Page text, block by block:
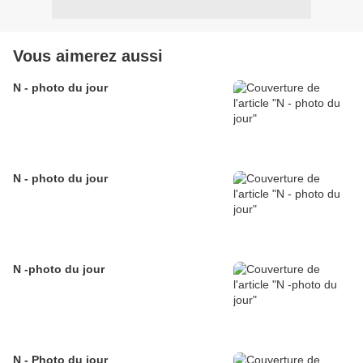
Vous aimerez aussi
N - photo du jour
N - photo du jour
N -photo du jour
N - Photo du jour